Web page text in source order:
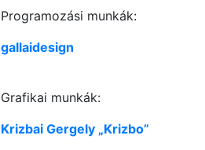
Programozási munkák:
gallaidesign
Grafikai munkák:
Krizbai Gergely „Krizbo”